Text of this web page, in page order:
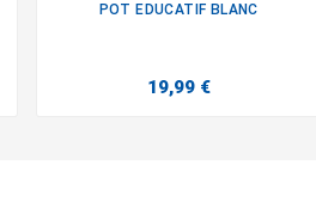
POT EDUCATIF BLANC
19,99 €